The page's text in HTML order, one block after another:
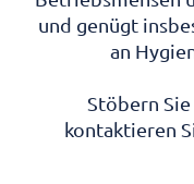
und genügt
an
Stöbern
kontaktieren